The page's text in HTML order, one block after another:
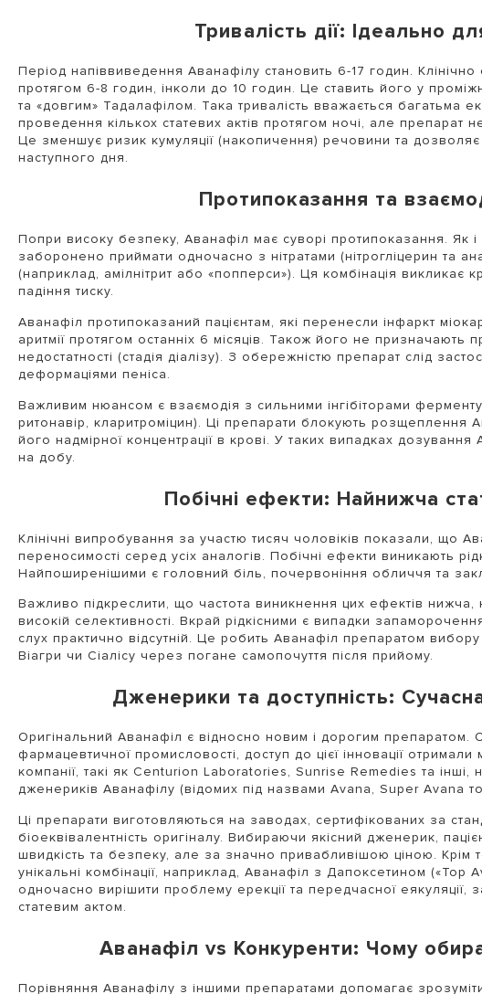
Тривалість дії: Ідеально
Період напіввиведення Аванафілу становить 6-17 годин.
протягом 6-8 годин, інколи до 10 годин. Це ставить його у
та «довгим» Тадалафілом. Така тривалість вважається багатьма
проведення кількох статевих актів протягом ночі, але препарат
Це зменшує ризик кумуляції (накопичення) речовини та дозволяє
наступного дня.
Протипоказання та
Попри високу безпеку, Аванафіл має суворі протипоказання. Як і
заборонено приймати одночасно з нітратами (нітрогліцерин та
(наприклад, амілнітрит або «попперси»). Ця комбінація
падіння тиску.
Аванафіл протипоказаний пацієнтам, які перенесли інфаркт
аритмії протягом останніх 6 місяців. Також його не призначають
недостатності (стадія діалізу). З обережністю препарат слід
деформаціями пеніса.
Важливим нюансом є взаємодія з сильними інгібіторами
ритонавір, кларитроміцин). Ці препарати блокують розщеплення
його надмірної концентрації в крові. У таких випадках
на добу.
Побічні ефекти: Найнижча
Клінічні випробування за участю тисяч чоловіків показали, що
переносимості серед усіх аналогів. Побічні ефекти виникають
Найпоширенішими є головний біль, почервоніння обличчя та
Важливо підкреслити, що частота виникнення цих ефектів нижча,
високій селективності. Вкрай рідкісними є випадки
слух практично відсутній. Це робить Аванафіл препаратом
Віагри чи Сіалісу через погане самопочуття після прийому.
Дженерики та доступність:
Оригінальний Аванафіл є відносно новим і дорогим препаратом.
фармацевтичної промисловості, доступ до цієї інновації отримали
компанії, такі як Centurion Laboratories, Sunrise Remedies та інші,
дженериків Аванафілу (відомих під назвами Avana, Super Avana
Ці препарати виготовляються на заводах, сертифікованих за
біоеквівалентність оригіналу. Вибираючи якісний дженерик,
швидкість та безпеку, але за значно привабливішою ціною. Крім
унікальні комбінації, наприклад, Аванафіл з Дапоксетином
одночасно вирішити проблему ерекції та передчасної
статевим актом.
Аванафіл vs Конкуренти: Чому
Порівняння Аванафілу з іншими препаратами допомагає